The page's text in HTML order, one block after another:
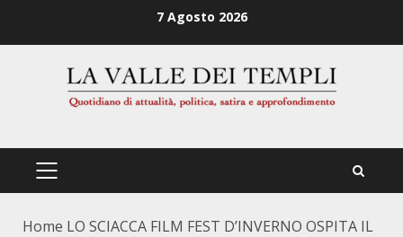
7 Agosto 2026
PRIMÄRES
Home LO SCIACCA FILM FEST D’INVERNO OSPITA IL